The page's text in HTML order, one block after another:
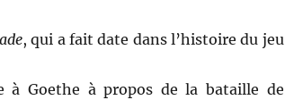
, qui a fait date dans l’histoire du jeu
à Goethe à propos de la bataille de